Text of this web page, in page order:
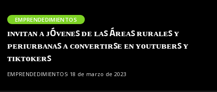
EMPRENDEDIMIENTOS
ɪɴᴠɪᴛᴀɴ ᴀ ᴊÓᴠᴇɴᴇꜱ ᴅᴇ ʟᴀꜱ Áʀᴇᴀꜱ ʀᴜʀᴀʟᴇꜱ ʏ
ᴘᴇʀɪᴜʀʙᴀɴᴀꜱ ᴀ ᴄᴏɴᴠᴇʀᴛɪʀꜱᴇ ᴇɴ ʏᴏᴜᴛᴜʙᴇʀꜱ ʏ
ᴛɪᴋᴛᴏᴋᴇʀꜱ
EMPRENDEDIMIENTOS 18 de marzo de 2023